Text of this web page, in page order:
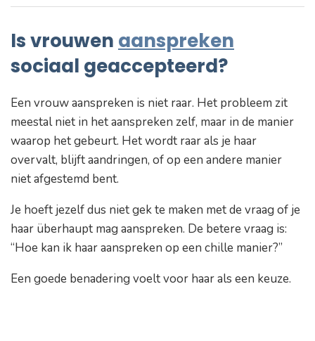
Is vrouwen aanspreken
sociaal geaccepteerd?
Een vrouw aanspreken is niet raar. Het probleem zit
meestal niet in het aanspreken zelf, maar in de manier
waarop het gebeurt. Het wordt raar als je haar
overvalt, blijft aandringen, of op een andere manier
niet afgestemd bent.
Je hoeft jezelf dus niet gek te maken met de vraag of je
haar überhaupt mag aanspreken. De betere vraag is:
“Hoe kan ik haar aanspreken op een chille manier?”
Een goede benadering voelt voor haar als een keuze.